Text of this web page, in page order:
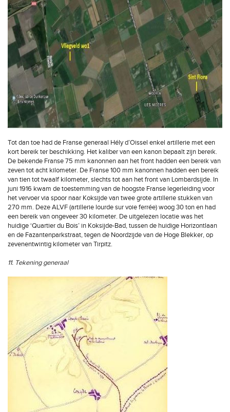
Tot dan toe had de Franse generaal Hély d’Oissel enkel artillerie met een
kort bereik ter beschikking. Het kaliber van een kanon bepaalt zijn bereik.
De bekende Franse 75 mm kanonnen aan het front hadden een bereik van
zeven tot acht kilometer. De Franse 100 mm kanonnen hadden een bereik
van tien tot twaalf kilometer, slechts tot aan het front van Lombardsijde. In
juni 1916 kwam de toestemming van de hoogste Franse legerleiding voor
het vervoer via spoor naar Koksijde van twee grote artillerie stukken van
270 mm. Deze ALVF (artillerie lourde sur voie ferrée) woog 30 ton en had
een bereik van ongeveer 30 kilometer. De uitgelezen locatie was het
huidige ‘Quartier du Bois’ in Koksijde-Bad, tussen de huidige Horizontlaan
en de Fazantenparkstraat, tegen de Noordzijde van de Hoge Blekker, op
zevenentwintig kilometer van Tirpitz.
11. Tekening generaal